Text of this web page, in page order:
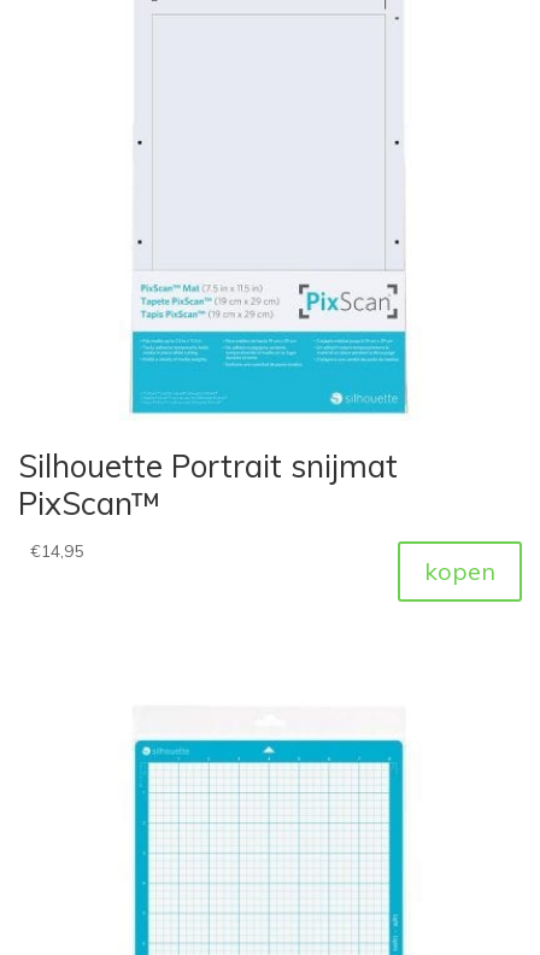
Silhouette Portrait snijmat
PixScan™
€14,95
kopen